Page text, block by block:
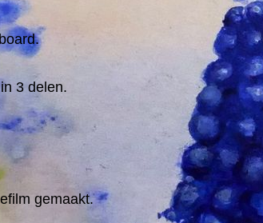
3 delen.
gemaakt.